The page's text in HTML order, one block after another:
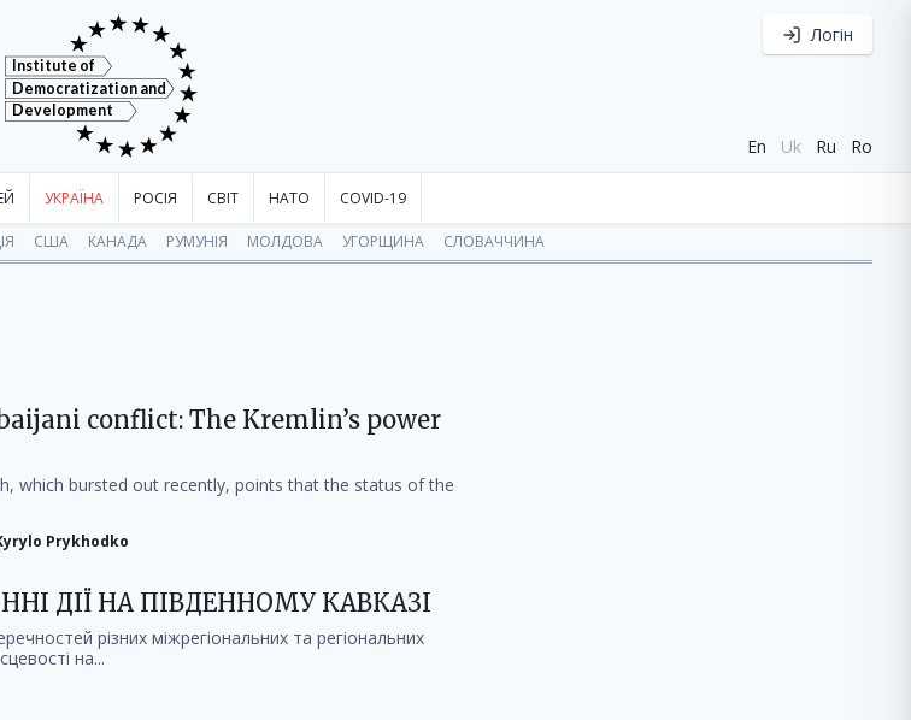
Institute of
Democratization and
Development
Логін
En Uk Ru Ro
УКРАЇНА РОСІЯ СВІТ НАТО COVID-19
США КАНАДА РУМУНІЯ МОЛДОВА УГОРЩИНА СЛОВАЧЧИНА
conflict: The Kremlin’s power
which bursted out recently, points that the status of the
Prykhodko
ДІЇ НА ПІВДЕННОМУ КАВКАЗІ
різних міжрегіональних та регіональних
на...